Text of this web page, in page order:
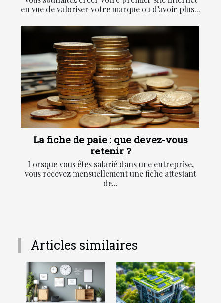
en vue de valoriser votre marque ou d’avoir plus...
La fiche de paie : que devez-vous
retenir ?
Lorsque vous êtes salarié dans une entreprise,
vous recevez mensuellement une fiche attestant
de...
Articles similaires